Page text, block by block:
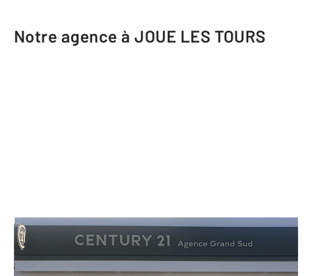
Notre agence à JOUE LES TOURS
CENTURY 21 Agence Grand Sud
4 boulevard de Chinon